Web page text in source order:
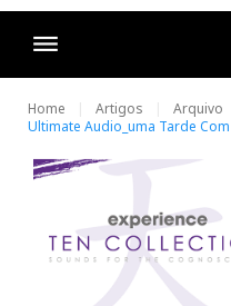
e
Home Artigos Arquivo
Ultimate Audio_uma Tarde